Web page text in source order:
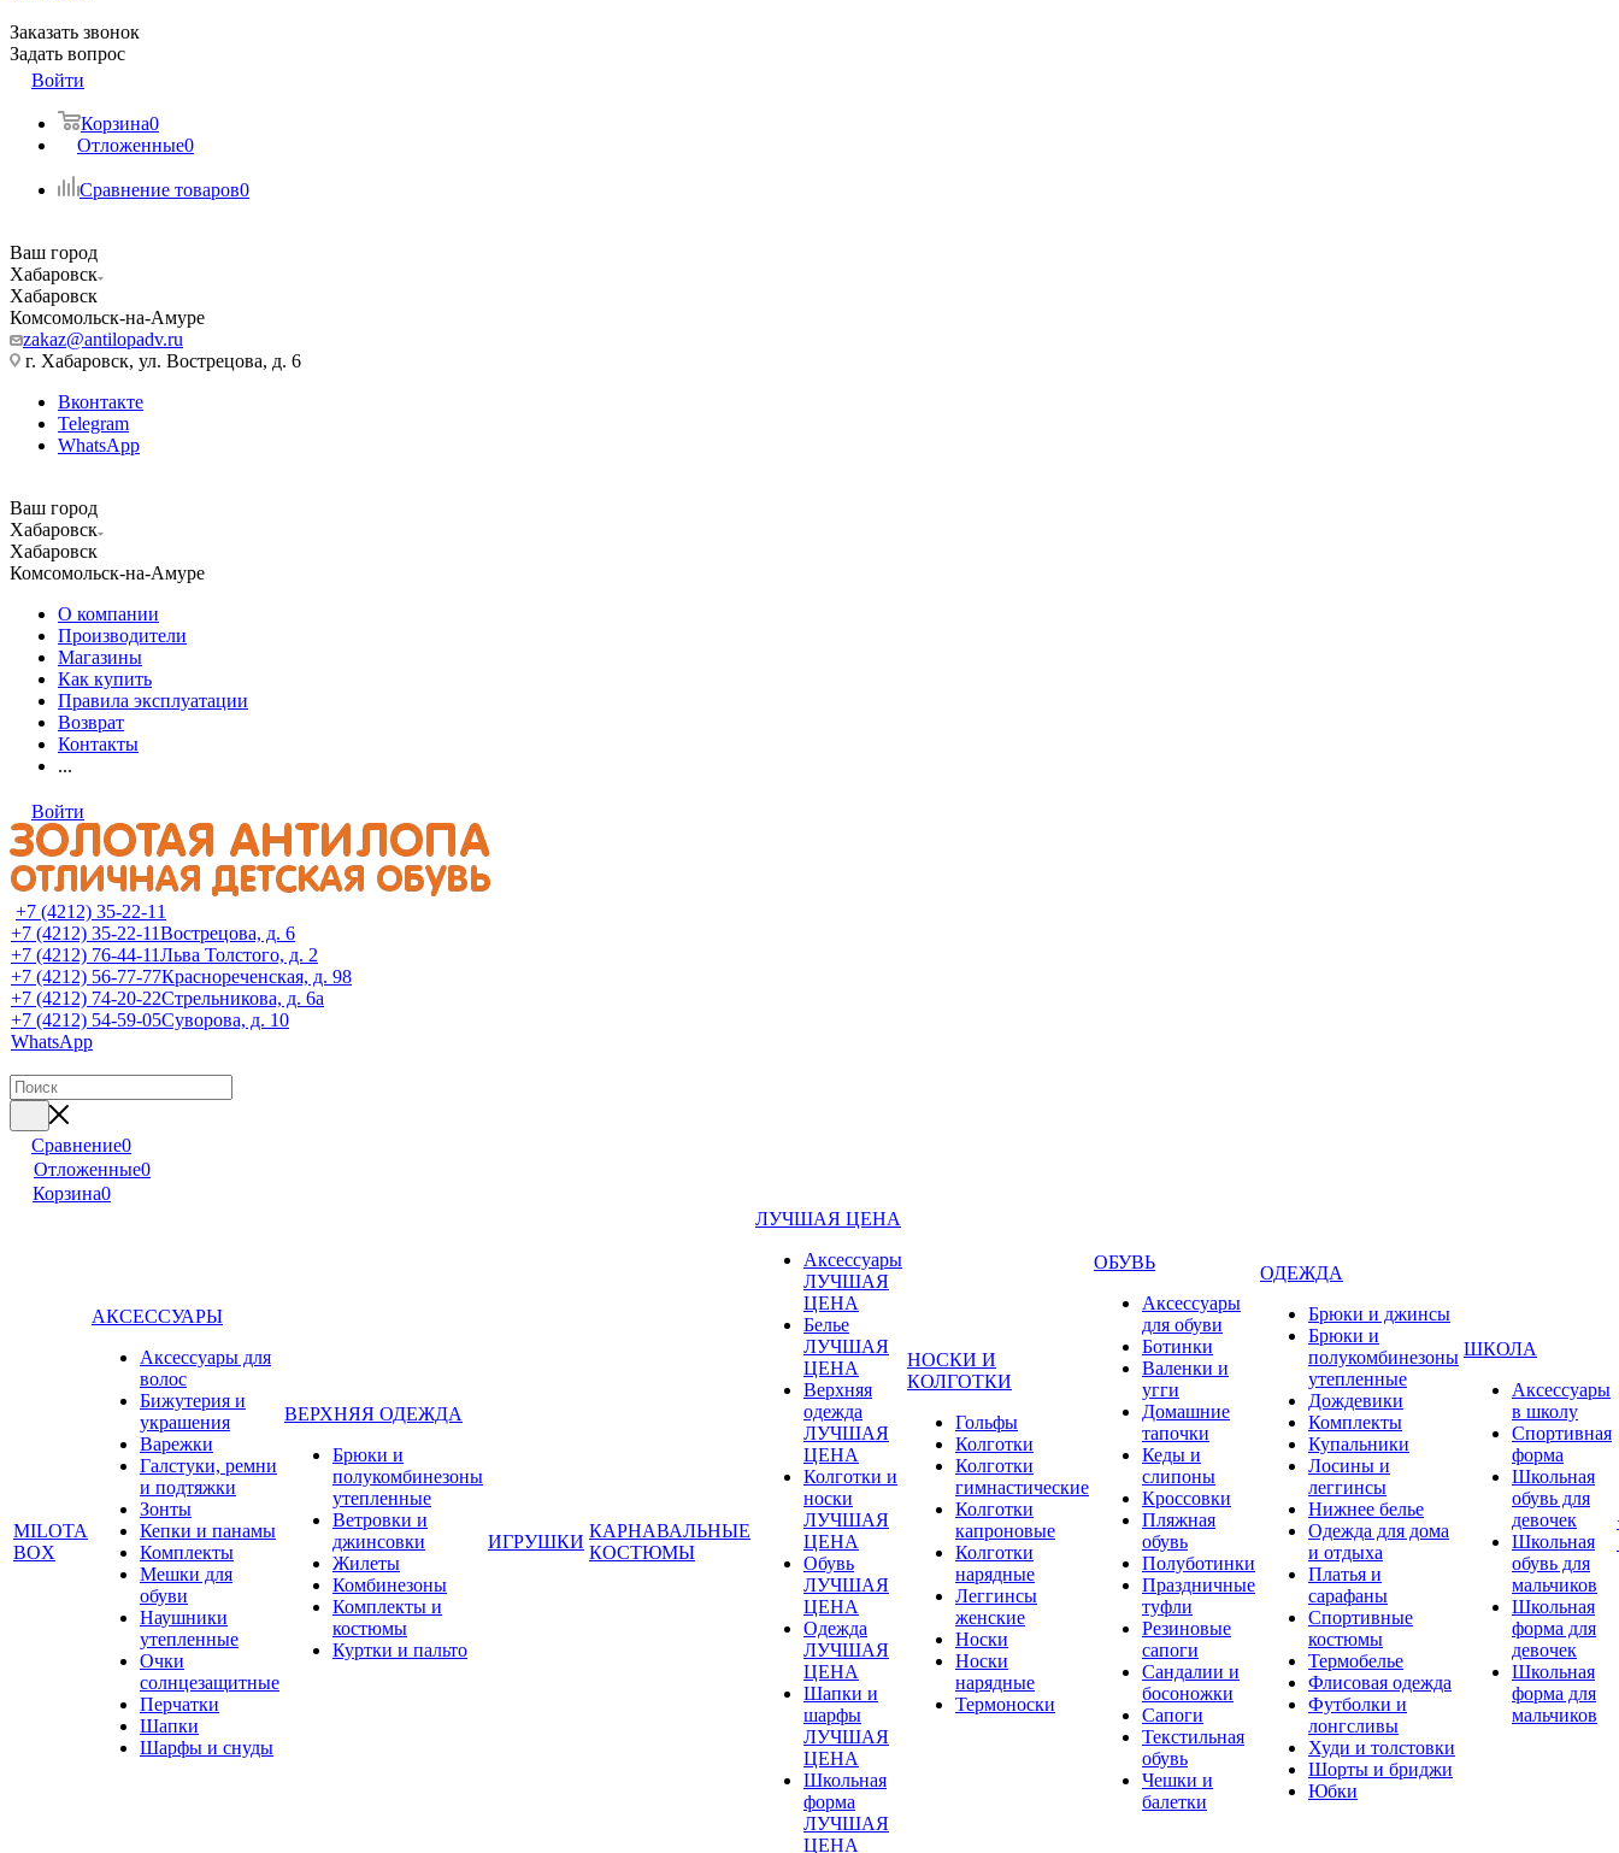
Заказать звонок
Задать вопрос
Войти
Корзина0
Отложенные0
Сравнение товаров0
Ваш город
Хабаровск
Хабаровск
Комсомольск-на-Амуре
zakaz@antilopadv.ru
г. Хабаровск, ул. Вострецова, д. 6
Вконтакте
Telegram
WhatsApp
Ваш город
Хабаровск
Хабаровск
Комсомольск-на-Амуре
О компании
Производители
Магазины
Как купить
Правила эксплуатации
Возврат
Контакты
...
Войти
+7 (4212) 35-22-11
+7 (4212) 35-22-11Вострецова, д. 6
+7 (4212) 76-44-11Льва Толстого, д. 2
+7 (4212) 56-77-77Краснореченская, д. 98
+7 (4212) 74-20-22Стрельникова, д. 6а
+7 (4212) 54-59-05Суворова, д. 10
WhatsApp
Сравнение0
Отложенные0
Корзина0
MILOTA
BOX
АКСЕССУАРЫ
Аксессуары для
волос
Бижутерия и
украшения
Варежки
Галстуки, ремни
и подтяжки
Зонты
Кепки и панамы
Комплекты
Мешки для
обуви
Наушники
утепленные
Очки
солнцезащитные
Перчатки
Шапки
Шарфы и снуды
ВЕРХНЯЯ ОДЕЖДА
Брюки и
полукомбинезоны
утепленные
Ветровки и
джинсовки
Жилеты
Комбинезоны
Комплекты и
костюмы
Куртки и пальто
ИГРУШКИ
КАРНАВАЛЬНЫЕ
КОСТЮМЫ
ЛУЧШАЯ ЦЕНА
Аксессуары
ЛУЧШАЯ
ЦЕНА
Белье
ЛУЧШАЯ
ЦЕНА
Верхняя
одежда
ЛУЧШАЯ
ЦЕНА
Колготки и
носки
ЛУЧШАЯ
ЦЕНА
Обувь
ЛУЧШАЯ
ЦЕНА
Одежда
ЛУЧШАЯ
ЦЕНА
Шапки и
шарфы
ЛУЧШАЯ
ЦЕНА
Школьная
форма
ЛУЧШАЯ
ЦЕНА
НОСКИ И
КОЛГОТКИ
Гольфы
Колготки
Колготки
гимнастические
Колготки
капроновые
Колготки
нарядные
Леггинсы
женские
Носки
Носки
нарядные
Термоноски
ОБУВЬ
Аксессуары
для обуви
Ботинки
Валенки и
угги
Домашние
тапочки
Кеды и
слипоны
Кроссовки
Пляжная
обувь
Полуботинки
Праздничные
туфли
Резиновые
сапоги
Сандалии и
босоножки
Сапоги
Текстильная
обувь
Чешки и
балетки
ОДЕЖДА
Брюки и джинсы
Брюки и
полукомбинезоны
утепленные
Дождевики
Комплекты
Купальники
Лосины и
леггинсы
Нижнее белье
Одежда для дома
и отдыха
Платья и
сарафаны
Спортивные
костюмы
Термобелье
Флисовая одежда
Футболки и
лонгсливы
Худи и толстовки
Шорты и бриджи
Юбки
ШКОЛА
Аксессуары
в школу
Спортивная
форма
Школьная
обувь для
девочек
Школьная
обувь для
мальчиков
Школьная
форма для
девочек
Школьная
форма для
мальчиков